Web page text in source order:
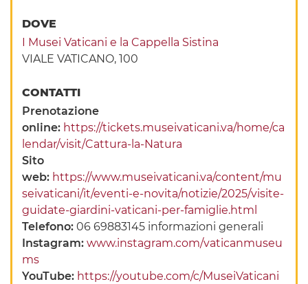
DOVE
I Musei Vaticani e la Cappella Sistina
VIALE VATICANO, 100
CONTATTI
Prenotazione
online: https://tickets.museivaticani.va/home/ca
lendar/visit/Cattura-la-Natura
Sito
web: https://www.museivaticani.va/content/mu
seivaticani/it/eventi-e-novita/notizie/2025/visite-
guidate-giardini-vaticani-per-famiglie.html
Telefono:06 69883145 informazioni generali
Instagram:www.instagram.com/vaticanmuseu
ms
YouTube: https://youtube.com/c/MuseiVaticani